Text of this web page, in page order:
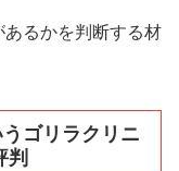
るかを判断する材
ゴリラクリニ
判